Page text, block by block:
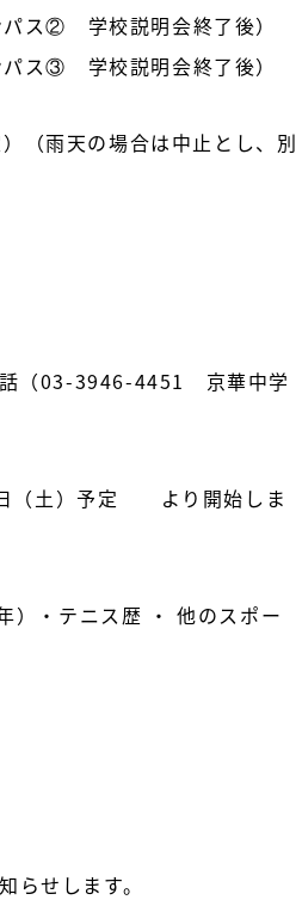
② 学校説明会終了後）
③ 学校説明会終了後）
雨天の場合は中止とし、別
（03-3946-4451 京華中学
（土）予定 より開始しま
）・テニス歴 ・ 他のスポー
せします。